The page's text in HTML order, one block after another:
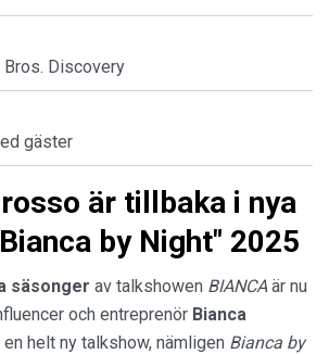
Bros. Discovery
gäster
är tillbaka i nya
by Night" 2025
säsonger av talkshowen BIANCAär nu
och entreprenör Bianca
helt ny talkshow, nämligen Bianca by